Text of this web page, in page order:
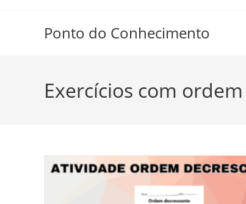
Ponto do Conhecimento
Exercícios com